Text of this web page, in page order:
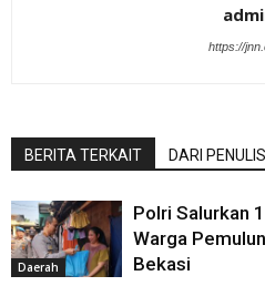
https://
BERITA TERKAIT DARI PENULIS
Daerah
Polri Salurkan
Warga
Bekasi